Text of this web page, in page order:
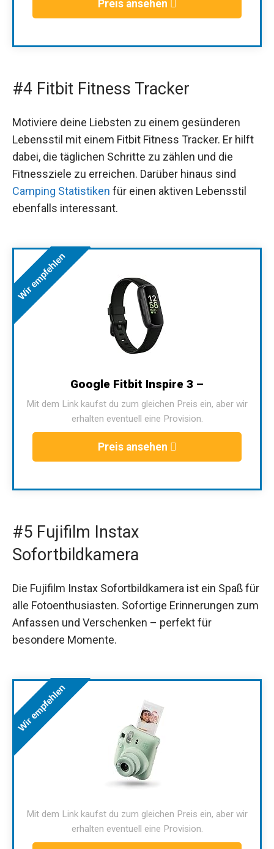
Preis ansehen
#4 Fitbit Fitness Tracker
Motiviere deine Liebsten zu einem gesünderen
Lebensstil mit einem Fitbit Fitness Tracker. Er hilft
dabei, die täglichen Schritte zu zählen und die
Fitnessziele zu erreichen. Darüber hinaus sind
Camping Statistiken für einen aktiven Lebensstil
ebenfalls interessant.
Wir empfehlen
Google Fitbit Inspire 3 –
Mit dem Link kaufst du zum gleichen Preis ein, aber wir
erhalten eventuell eine Provision.
Preis ansehen
#5 Fujifilm Instax
Sofortbildkamera
Die Fujifilm Instax Sofortbildkamera ist ein Spaß für
alle Fotoenthusiasten. Sofortige Erinnerungen zum
Anfassen und Verschenken – perfekt für
besondere Momente.
Wir empfehlen
Mit dem Link kaufst du zum gleichen Preis ein, aber wir
erhalten eventuell eine Provision.